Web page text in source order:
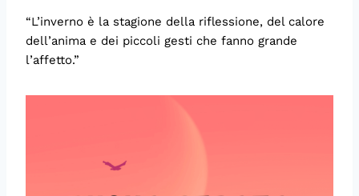
“L’inverno è la stagione della riflessione, del calore
dell’anima e dei piccoli gesti che fanno grande
l’affetto.”